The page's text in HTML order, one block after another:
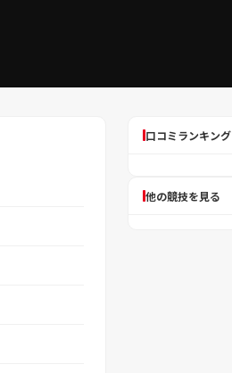
口コミランキング
他の競技を見る